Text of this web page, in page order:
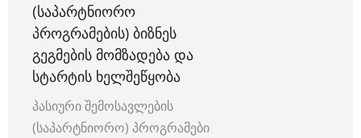
(ᲡᲐᲞᲐᲠᲢᲜᲘᲝᲠᲝ
ᲞᲠᲝᲒᲠᲐᲛᲔᲑᲘᲡ) ᲑᲘᲖᲜᲔᲡ
ᲒᲔᲒᲛᲔᲑᲘᲡ ᲛᲝᲛᲖᲐᲓᲔᲑᲐ ᲓᲐ
ᲡᲢᲐᲠᲢᲘᲡ ᲮᲔᲚᲨᲔᲬᲧᲝᲑᲐ
პასიური შემოსავლების
(საპარტნიორო) პროგრამები